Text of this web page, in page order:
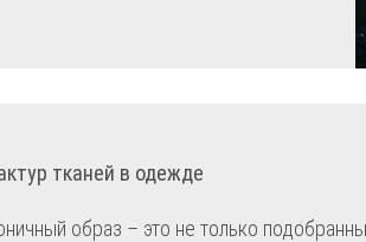
тканей в одежде
образ – это не только